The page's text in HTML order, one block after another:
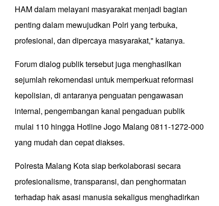
HAM dalam melayani masyarakat menjadi bagian
penting dalam mewujudkan Polri yang terbuka,
profesional, dan dipercaya masyarakat," katanya.
Forum dialog publik tersebut juga menghasilkan
sejumlah rekomendasi untuk memperkuat reformasi
kepolisian, di antaranya penguatan pengawasan
internal, pengembangan kanal pengaduan publik
mulai 110 hingga Hotline Jogo Malang 0811-1272-000
yang mudah dan cepat diakses.
Polresta Malang Kota siap berkolaborasi secara
profesionalisme, transparansi, dan penghormatan
terhadap hak asasi manusia sekaligus menghadirkan